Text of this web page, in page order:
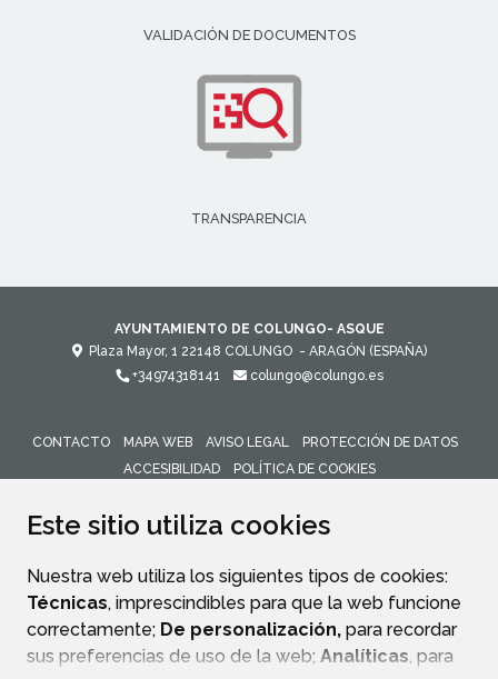
Este sitio utiliza cookies
Nuestra web utiliza los siguientes tipos de cookies:
Técnicas, imprescindibles para que la web funcione
correctamente; De personalización, para recordar
sus preferencias de uso de la web; Analíticas, para
VALIDACIÓN DE DOCUMENTOS
TRANSPARENCIA
AYUNTAMIENTO DE COLUNGO- ASQUE
Plaza Mayor, 1 22148 COLUNGO - ARAGÓN (ESPAÑA)
+34974318141
colungo@colungo.es
CONTACTO MAPA WEB AVISO LEGAL
PROTECCIÓN DE DATOS
ACCESIBILIDAD
POLÍTICA DE COOKIES